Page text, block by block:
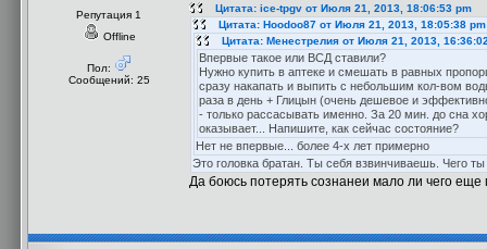
Репутация 1
Offline
Пол:
Сообщений: 25
Цитата: ice-tpgv от Июля 21, 2013, 18:06:53 pm
Цитата: Hoodoo87 от Июля 21, 2013, 18:05:38 pm
Цитата: Менестрелия от Июля 21, 2013,
Впервые такое или ВСД ставили?
Нужно купить в аптеке и смешать в равных
сразу накапать и выпить с небольшим кол-вом
раза в день + Глицын (очень дешевое и
- только рассасывать именно. За 20 мин. до сна
оказывает... Напишите, как сейчас состояние?
Нет не впервые... более 4-х лет примерно
Это головка братан. Ты себя взвинчиваешь. Чего
Да боюсь потерять сознанеи мало ли чего